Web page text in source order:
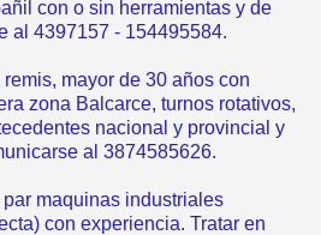
con o sin herramientas y de
al 4397157 - 154495584.
mayor de 30 años con
zona Balcarce, turnos rotativos,
nacional y provincial y
al 3874585626.
maquinas industriales
con experiencia. Tratar en